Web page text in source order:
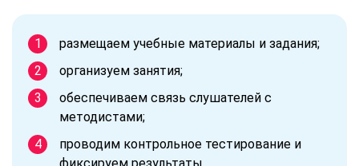
размещаем учебные материалы и задания;
организуем занятия;
обеспечиваем связь слушателей с
методистами;
проводим контрольное тестирование и